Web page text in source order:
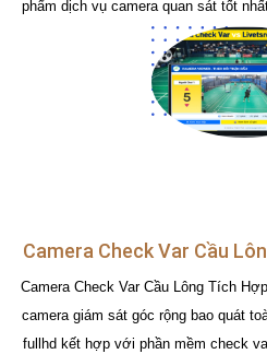
phẩm dịch vụ camera quan sát tốt
Camera Check Var Cầu
Camera Check Var Cầu Lông Tích
camera giám sát góc rộng bao quát
fullhd kết hợp với phần mềm check